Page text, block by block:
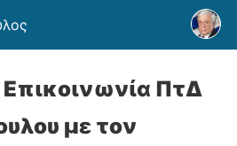
ΠτΔ
με τον